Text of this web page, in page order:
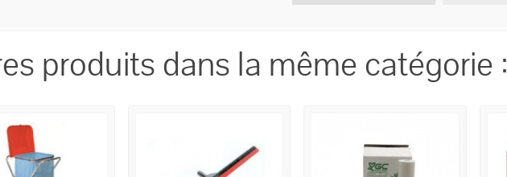
produits dans la même catégorie :